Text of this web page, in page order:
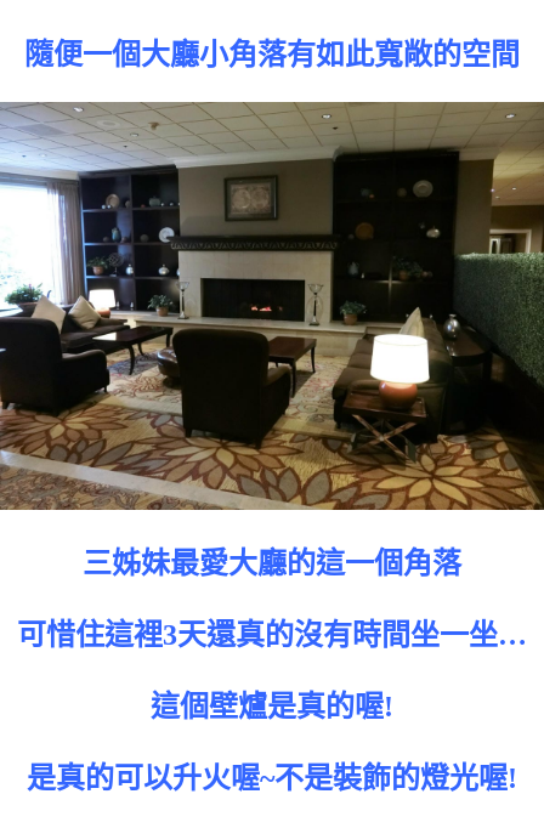
隨便一個大廳小角落有如此寬敞的空間
三姊妹最愛大廳的這一個角落
可惜住這裡3天還真的沒有時間坐一坐…
這個壁爐是真的喔!
是真的可以升火喔~不是裝飾的燈光喔!